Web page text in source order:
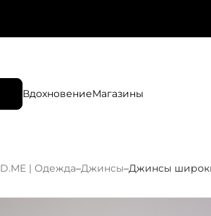
ВдохновениеМагазины
| Одежда–Джинсы–Джинсы